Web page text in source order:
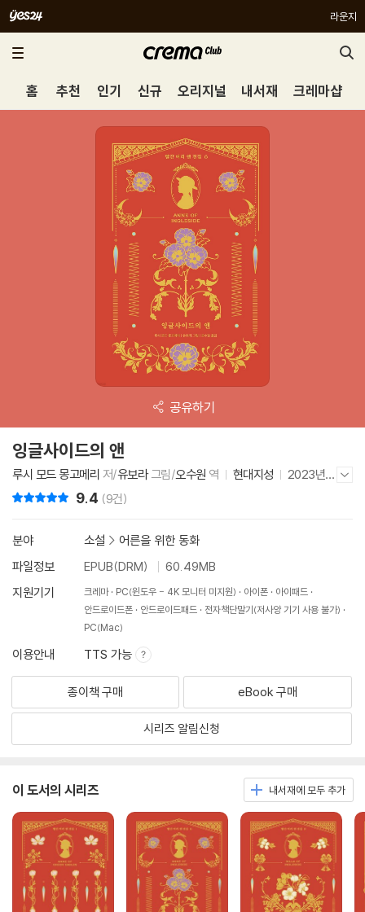
라운지
홈 추천 인기 신규 오리지널 내서재 크레마샵
공유하기
잉글사이드의 앤
루시 모드 몽고메리 저/유보라그림/오수원 역 현대지성
2023년 6
월 7일
9.4 (9건)
분야 소설 > 어른을 위한 동화
파일정보
EPUB(DRM)
60.49MB
지원기기
크레마 PC(윈도우 - 4K 모니터 미지원) 아이폰
아이패드
안드로이드폰
안드로이드패드
전자책단말기(저사양 기기 사용 불가)
PC(Mac)
이용안내 TTS 가능
종이책 구매 eBook 구매
시리즈 알림신청
이 도서의 시리즈 내서재에 모두 추가